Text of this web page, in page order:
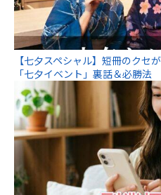
【七夕スペシャル】短冊のクセ
「七夕イベント」裏話＆必勝法